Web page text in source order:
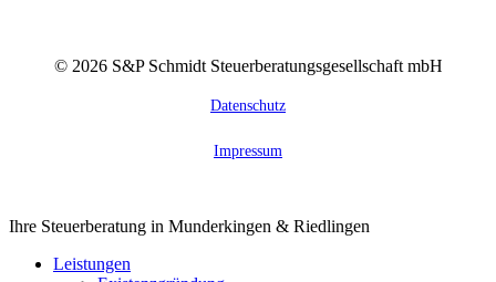
© 2026S&P Schmidt Steuerberatungsgesellschaft mbH
Datenschutz
Impressum
Close
Ihre Steuerberatung in Munderkingen & Riedlingen
Leistungen